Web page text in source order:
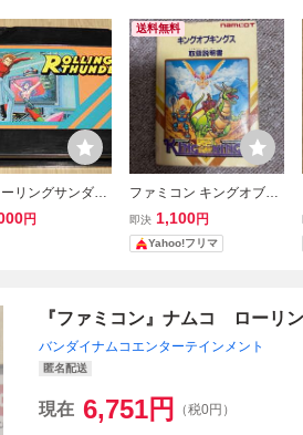
リングサンダ
ミコンソフト
円
送料無料
ファミコン キングオブキ
ングス 取扱説明書 ナムコ
即決 1,100円
Yahoo!フリマ
『ファミコン』ナムコ ローリ
バンダイナムコエンターテインメント
匿名配送
現在 6,751円 （税0円）